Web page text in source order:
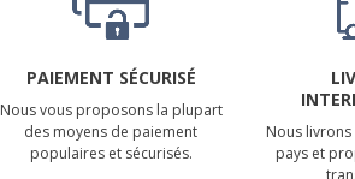
PAIEMENT SÉCURISÉ
Nous vous proposons la plupart
des moyens de paiement
populaires et sécurisés.
Nous
pays et